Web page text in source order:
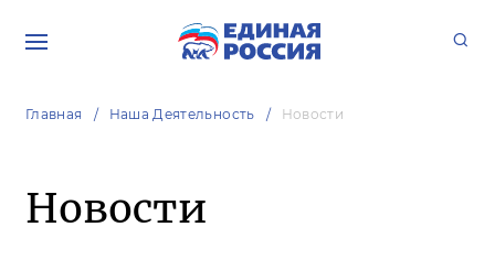
Главная Наша Деятельность Новости
Новости